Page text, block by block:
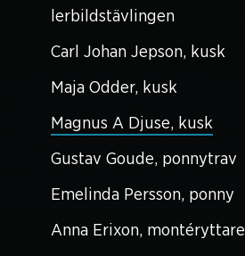
lerbildstävlingen
Carl Johan Jepson, kusk
Maja Odder, kusk
Magnus A Djuse, kusk
Gustav Goude, ponnytrav
Emelinda Persson, ponny
Anna Erixon, montéryttare